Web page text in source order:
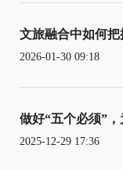
文旅融合中如何
2026-01-30 09:18
做好“五个必须”
2025-12-29 17:36